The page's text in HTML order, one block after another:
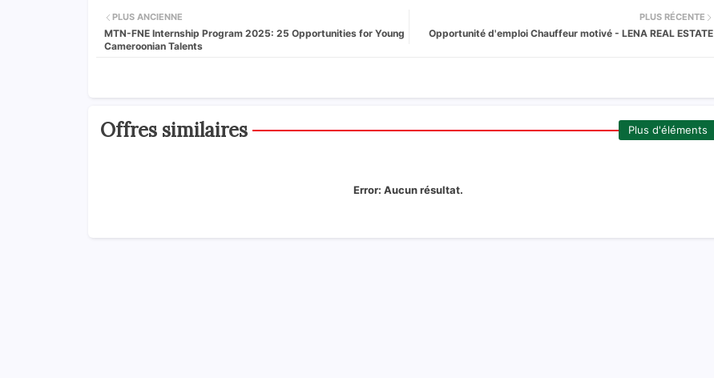
PLUS RÉCENTE
Opportunité d'emploi Chauffeur motivé - LENA REAL ESTATE
PLUS ANCIENNE
MTN-FNE Internship Program 2025: 25 Opportunities for Young
Cameroonian Talents
Offres similaires Plus d'éléments
Error: Aucun résultat.